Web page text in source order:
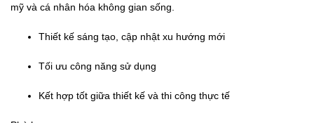
mỹ và cá nhân hóa không gian sống.
Thiết kế sáng tạo, cập nhật xu hướng mới
Tối ưu công năng sử dụng
Kết hợp tốt giữa thiết kế và thi công thực tế